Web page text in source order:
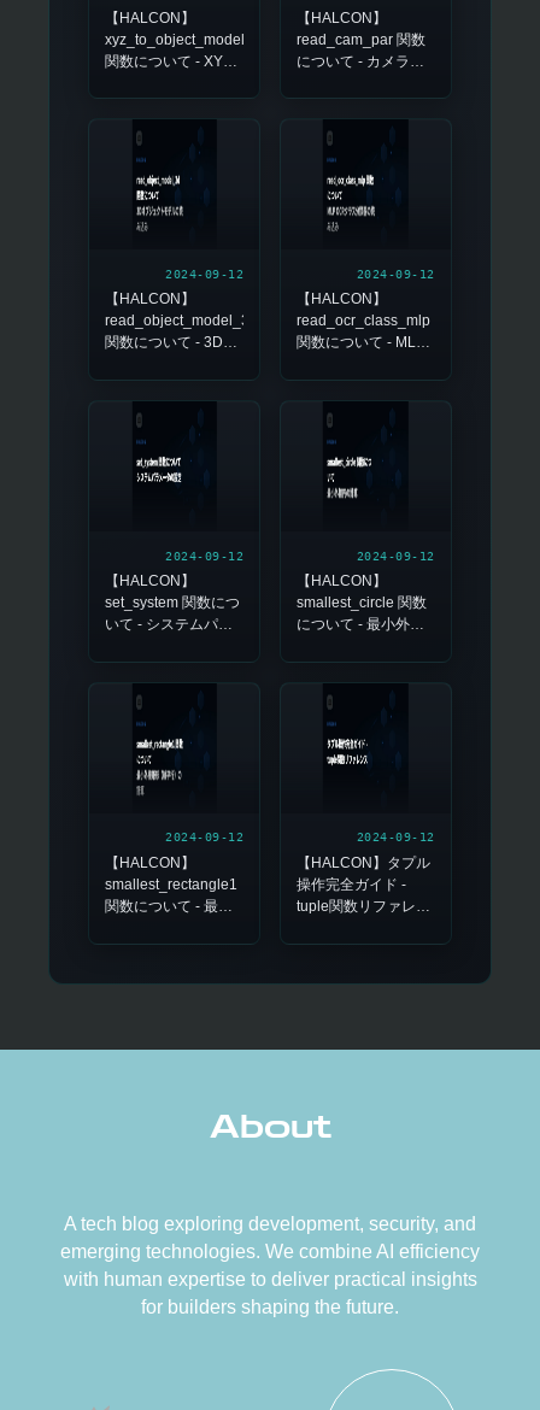
【HALCON】
xyz_to_object_model_3d
関数について - XYZ
ェクトモデルの生成
【HALCON】
read_cam_par 関数
について - カメラパ
2024-09-12
【HALCON】
read_object_model_3d
関数について - 3Dオ
読み込み
2024-09-12
【HALCON】
read_ocr_class_mlp
関数について - MLP
読み込み
2024-09-12
【HALCON】
set_system 関数につ
いて - システムパラ
2024-09-12
【HALCON】
smallest_circle 関数
について - 最小外接
2024-09-12
【HALCON】
smallest_rectangle1
関数について - 最小
の計算
2024-09-12
【HALCON】タプル
操作完全ガイド -
tuple関数リファレン
About
A tech blog exploring development, security, and
emerging technologies. We combine AI efficiency
with human expertise to deliver practical insights
for builders shaping the future.